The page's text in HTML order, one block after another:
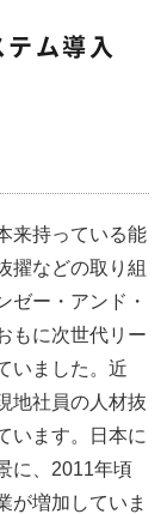
ム導入
来持っている能
擢などの取り組
ゼー・アンド・
もに次世代リー
いました。近
地社員の人材抜
います。日本に
に、2011年頃
が増加していま